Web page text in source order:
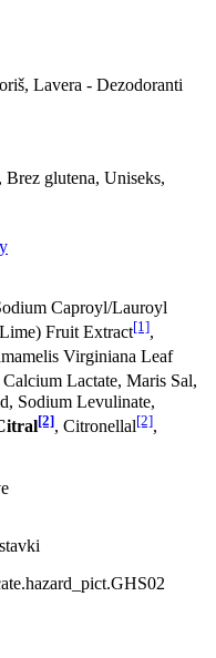
Lavera - Dezodoranti
glutena, Uniseks,
Caproyl/Lauroyl
Fruit Extract[1],
Virginiana Leaf
Calcium Lactate, Maris Sal,
Sodium Levulinate,
[2], Citronellal[2],